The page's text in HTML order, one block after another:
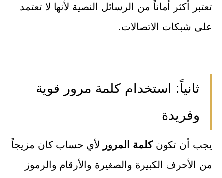
تعتبر أكثر أماناً من الرسائل النصية لأنها لا تعتمد
على شبكات الاتصالات.
ثانياً: استخدام كلمة مرور قوية
وفريدة
يجب أن تكونكلمة المرور لأي حساب كان مزيجاً
من الأحرف الكبيرة والصغيرة والأرقام والرموز